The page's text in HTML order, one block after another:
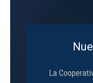
La